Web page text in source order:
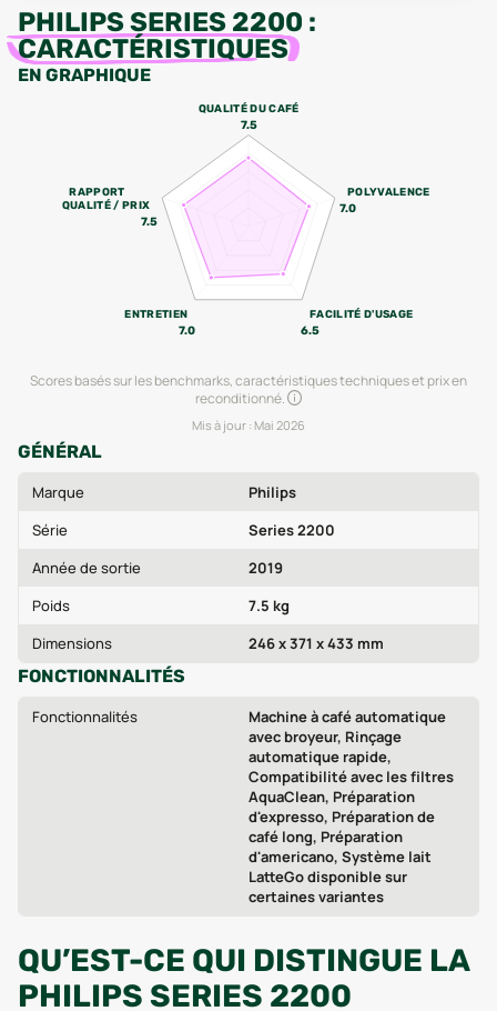
PHILIPS SERIES 2200 :
CARACTÉRISTIQUES
EN GRAPHIQUE
QUALITÉ DU CAFÉ
7.5
POLYVALENCE
7.0
FACILITÉ D'USAGE
6.5
ENTRETIEN
7.0
RAPPORT
QUALITÉ / PRIX
7.5
Scores basés sur les benchmarks, caractéristiques techniques et prix en
reconditionné.
Mis à jour : Mai 2026
GÉNÉRAL
Marque
Philips
Série
Series 2200
Année de sortie
2019
Poids
7.5 kg
Dimensions
246 x 371 x 433 mm
FONCTIONNALITÉS
Fonctionnalités
Machine à café automatique
avec broyeur, Rinçage
automatique rapide,
Compatibilité avec les filtres
AquaClean, Préparation
d'expresso, Préparation de
café long, Préparation
d'americano, Système lait
LatteGo disponible sur
certaines variantes
QU’EST-CE QUI DISTINGUE LA
PHILIPS SERIES 2200